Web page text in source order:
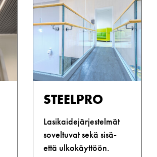
STEELPRO
Lasikaidejärjestelmät
soveltuvat sekä sisä-
että ulkokäyttöön.